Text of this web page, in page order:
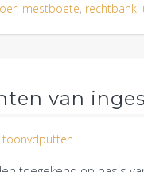
, mestboete, rechtbank,
van
toonvdputten